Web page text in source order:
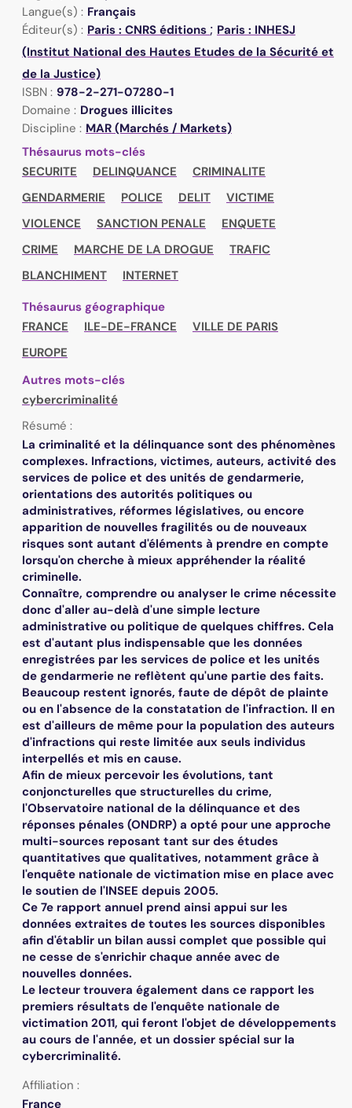
Langue(s) : Français
Éditeur(s) : Paris : CNRS éditions ; Paris : INHESJ
(Institut National des Hautes Etudes de la Sécurité et
de la Justice)
ISBN : 978-2-271-07280-1
Domaine : Drogues illicites
Discipline : MAR (Marchés / Markets)
Thésaurus mots-clés
SECURITE
DELINQUANCE
CRIMINALITE
GENDARMERIE
POLICE DELIT
VICTIME
VIOLENCE
SANCTION PENALE
ENQUETE
CRIME
MARCHE DE LA DROGUE
TRAFIC
BLANCHIMENT
INTERNET
Thésaurus géographique
FRANCE
ILE-DE-FRANCE
VILLE DE PARIS
EUROPE
Autres mots-clés
cybercriminalité
Résumé :
La criminalité et la délinquance sont des phénomènes
complexes. Infractions, victimes, auteurs, activité des
services de police et des unités de gendarmerie,
orientations des autorités politiques ou
administratives, réformes législatives, ou encore
apparition de nouvelles fragilités ou de nouveaux
risques sont autant d'éléments à prendre en compte
lorsqu'on cherche à mieux appréhender la réalité
criminelle.
Connaître, comprendre ou analyser le crime nécessite
donc d'aller au-delà d'une simple lecture
administrative ou politique de quelques chiffres. Cela
est d'autant plus indispensable que les données
enregistrées par les services de police et les unités
de gendarmerie ne reflètent qu'une partie des faits.
Beaucoup restent ignorés, faute de dépôt de plainte
ou en l'absence de la constatation de l'infraction. Il en
est d'ailleurs de même pour la population des auteurs
d'infractions qui reste limitée aux seuls individus
interpellés et mis en cause.
Afin de mieux percevoir les évolutions, tant
conjoncturelles que structurelles du crime,
l'Observatoire national de la délinquance et des
réponses pénales (ONDRP) a opté pour une approche
multi-sources reposant tant sur des études
quantitatives que qualitatives, notamment grâce à
l'enquête nationale de victimation mise en place avec
le soutien de l'INSEE depuis 2005.
Ce 7e rapport annuel prend ainsi appui sur les
données extraites de toutes les sources disponibles
afin d'établir un bilan aussi complet que possible qui
ne cesse de s'enrichir chaque année avec de
nouvelles données.
Le lecteur trouvera également dans ce rapport les
premiers résultats de l'enquête nationale de
victimation 2011, qui feront l'objet de développements
au cours de l'année, et un dossier spécial sur la
cybercriminalité.
Affiliation :
France